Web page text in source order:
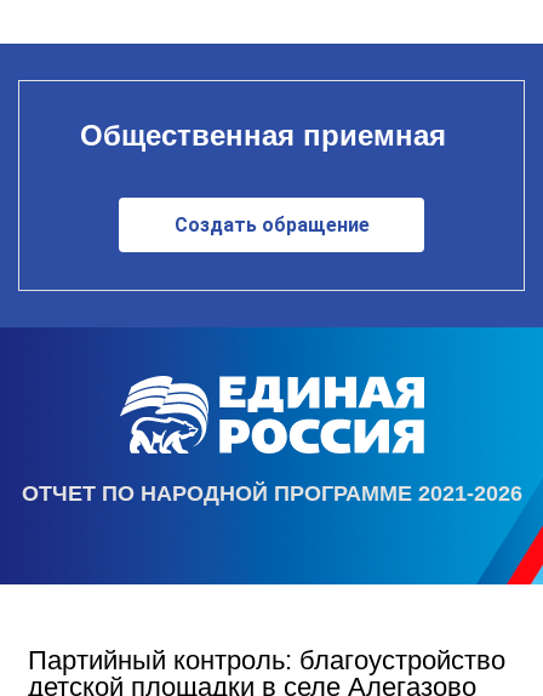
Общественная приемная
Создать обращение
ОТЧЕТ ПО НАРОДНОЙ ПРОГРАММЕ 2021-2026
Партийный контроль: благоустройство
детской площадки в селе Алегазово